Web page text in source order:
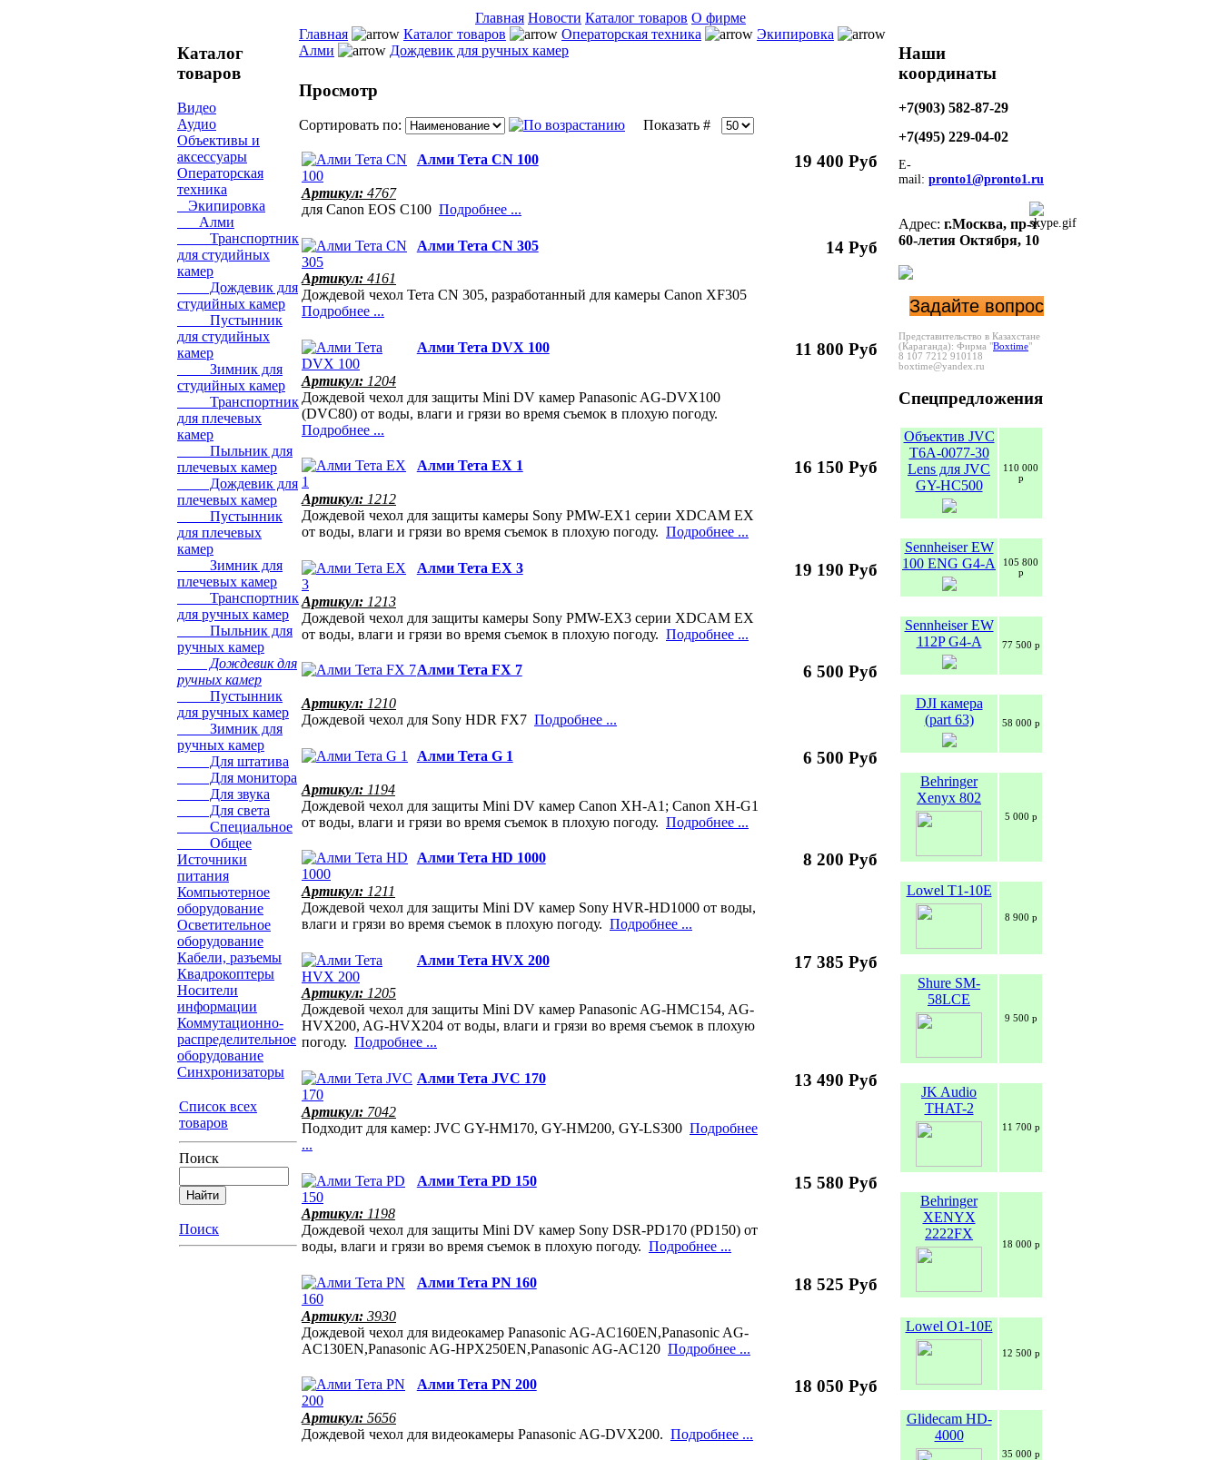
Главная Новости Каталог товаров О фирме
Каталог
товаров
Видео
Аудио
Объективы и
аксессуары
Операторская
техника
Экипировка
Алми
Транспортник
для студийных
камер
Дождевик для
студийных камер
Пустынник
для студийных
камер
Зимник для
студийных камер
Транспортник
для плечевых
камер
Пыльник для
плечевых камер
Дождевик для
плечевых камер
Пустынник
для плечевых
камер
Зимник для
плечевых камер
Транспортник
для ручных камер
Пыльник для
ручных камер
Дождевик для
ручных камер
Пустынник
для ручных камер
Зимник для
ручных камер
Для штатива
Для монитора
Для звука
Для света
Специальное
Общее
Источники
питания
Компьютерное
оборудование
Осветительное
оборудование
Кабели, разъемы
Квадрокоптеры
Носители
информации
Коммутационно-
распределительное
оборудование
Синхронизаторы
Список всех
товаров
Поиск
Поиск
Главная Каталог товаров Операторская техника
Экипировка
Алми
Дождевик для ручных камер
Просмотр
Сортировать по: Показать #
Алми Тета CN 100 19 400 Руб
Артикул: 4767
для Canon EOS C100 Подробнее ...
Алми Тета CN 305 14 Руб
Артикул: 4161
Дождевой чехол Тета CN 305, разработанный для камеры Canon XF305
Подробнее ...
Алми Тета DVX 100 11 800 Руб
Артикул: 1204
Дождевой чехол для защиты Mini DV камер Panasonic AG-DVX100
(DVC80) от воды, влаги и грязи во время съемок в плохую погоду.
Подробнее ...
Алми Тета EX 1 16 150 Руб
Артикул: 1212
Дождевой чехол для защиты камеры Sony PMW-EX1 серии XDCAM EX
от воды, влаги и грязи во время съемок в плохую погоду. Подробнее ...
Алми Тета EX 3 19 190 Руб
Артикул: 1213
Дождевой чехол для защиты камеры Sony PMW-EX3 серии XDCAM EX
от воды, влаги и грязи во время съемок в плохую погоду. Подробнее ...
Алми Тета FX 7 6 500 Руб
Артикул: 1210
Дождевой чехол для Sony HDR FX7 Подробнее ...
Алми Тета G 1 6 500 Руб
Артикул: 1194
Дождевой чехол для защиты Mini DV камер Canon XH-A1; Canon XH-G1
от воды, влаги и грязи во время съемок в плохую погоду. Подробнее ...
Алми Тета HD 1000 8 200 Руб
Артикул: 1211
Дождевой чехол для защиты Mini DV камер Sony HVR-HD1000 от воды,
влаги и грязи во время съемок в плохую погоду. Подробнее ...
Алми Тета HVX 200 17 385 Руб
Артикул: 1205
Дождевой чехол для защиты Mini DV камер Panasonic AG-HMC154, AG-
HVX200, AG-HVX204 от воды, влаги и грязи во время съемок в плохую
погоду. Подробнее ...
Алми Тета JVC 170 13 490 Руб
Артикул: 7042
Подходит для камер: JVC GY-HM170, GY-HM200, GY-LS300 Подробнее
...
Алми Тета PD 150 15 580 Руб
Артикул: 1198
Дождевой чехол для защиты Mini DV камер Sony DSR-PD170 (PD150) от
воды, влаги и грязи во время съемок в плохую погоду. Подробнее ...
Алми Тета PN 160 18 525 Руб
Артикул: 3930
Дождевой чехол для видеокамер Panasonic AG-AC160EN,Panasonic AG-
AC130EN,Panasonic AG-HPX250EN,Panasonic AG-AC120 Подробнее ...
Алми Тета PN 200 18 050 Руб
Артикул: 5656
Дождевой чехол для видеокамеры Panasonic AG-DVX200. Подробнее ...
Наши
координаты
+7(903) 582-87-29
+7(495) 229-04-02
E-
mail: pronto1@pronto1.ru
Адрес: г.Москва, пр-т
60-летия Октября, 10
Задайте вопрос
Представительство в Казахстане
(Караганда): Фирма "Boxtime"
8 107 7212 910118
boxtime@yandex.ru
Спецпредложения
Объектив JVC
T6A-0077-30
Lens для JVC
GY-HC500
110 000
р
Sennheiser EW
100 ENG G4-A
105 800
р
Sennheiser EW
112P G4-A
77 500 р
DJI камера
(part 63)
58 000 р
Behringer
Xenyx 802
5 000 р
Lowel T1-10E
8 900 р
Shure SM-
58LCE
9 500 р
JK Audio
THAT-2
11 700 р
Behringer
XENYX
2222FX
18 000 р
Lowel O1-10E
12 500 р
Glidecam HD-
4000
35 000 р